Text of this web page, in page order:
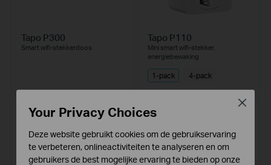
Tapo P300
Smart wifi-stekkerdoos
Tapo P110
Mini smart wifi-stekker,
energiebewaking
1-pack 4-pack
Your Privacy Choices
Deze website gebruikt cookies om de gebruikservaring
te verbeteren, onlineactiviteiten te analyseren en om
gebruikers de best mogelijke ervaring te bieden op onze
Close